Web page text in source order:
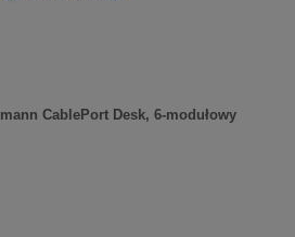
CablePort Desk, 6-modułowy